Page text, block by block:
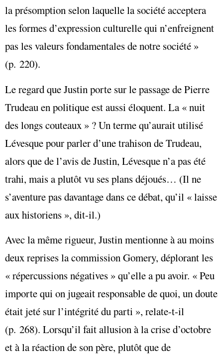
la présomption selon laquelle la société acceptera
les formes d’expression culturelle qui n’enfreignent
pas les valeurs fondamentales de notre société »
(p. 220).
Le regard que Justin porte sur le passage de Pierre
Trudeau en politique est aussi éloquent. La « nuit
des longs couteaux » ? Un terme qu’aurait utilisé
Lévesque pour parler d’une trahison de Trudeau,
alors que de l’avis de Justin, Lévesque n’a pas été
trahi, mais a plutôt vu ses plans déjoués… (Il ne
s’aventure pas davantage dans ce débat, qu’il « laisse
aux historiens », dit-il.)
Avec la même rigueur, Justin mentionne à au moins
deux reprises la commission Gomery, déplorant les
« répercussions négatives » qu’elle a pu avoir. « Peu
importe qui on jugeait responsable de quoi, un doute
était jeté sur l’intégrité du parti », relate-t-il
(p. 268). Lorsqu’il fait allusion à la crise d’octobre
et à la réaction de son père, plutôt que de